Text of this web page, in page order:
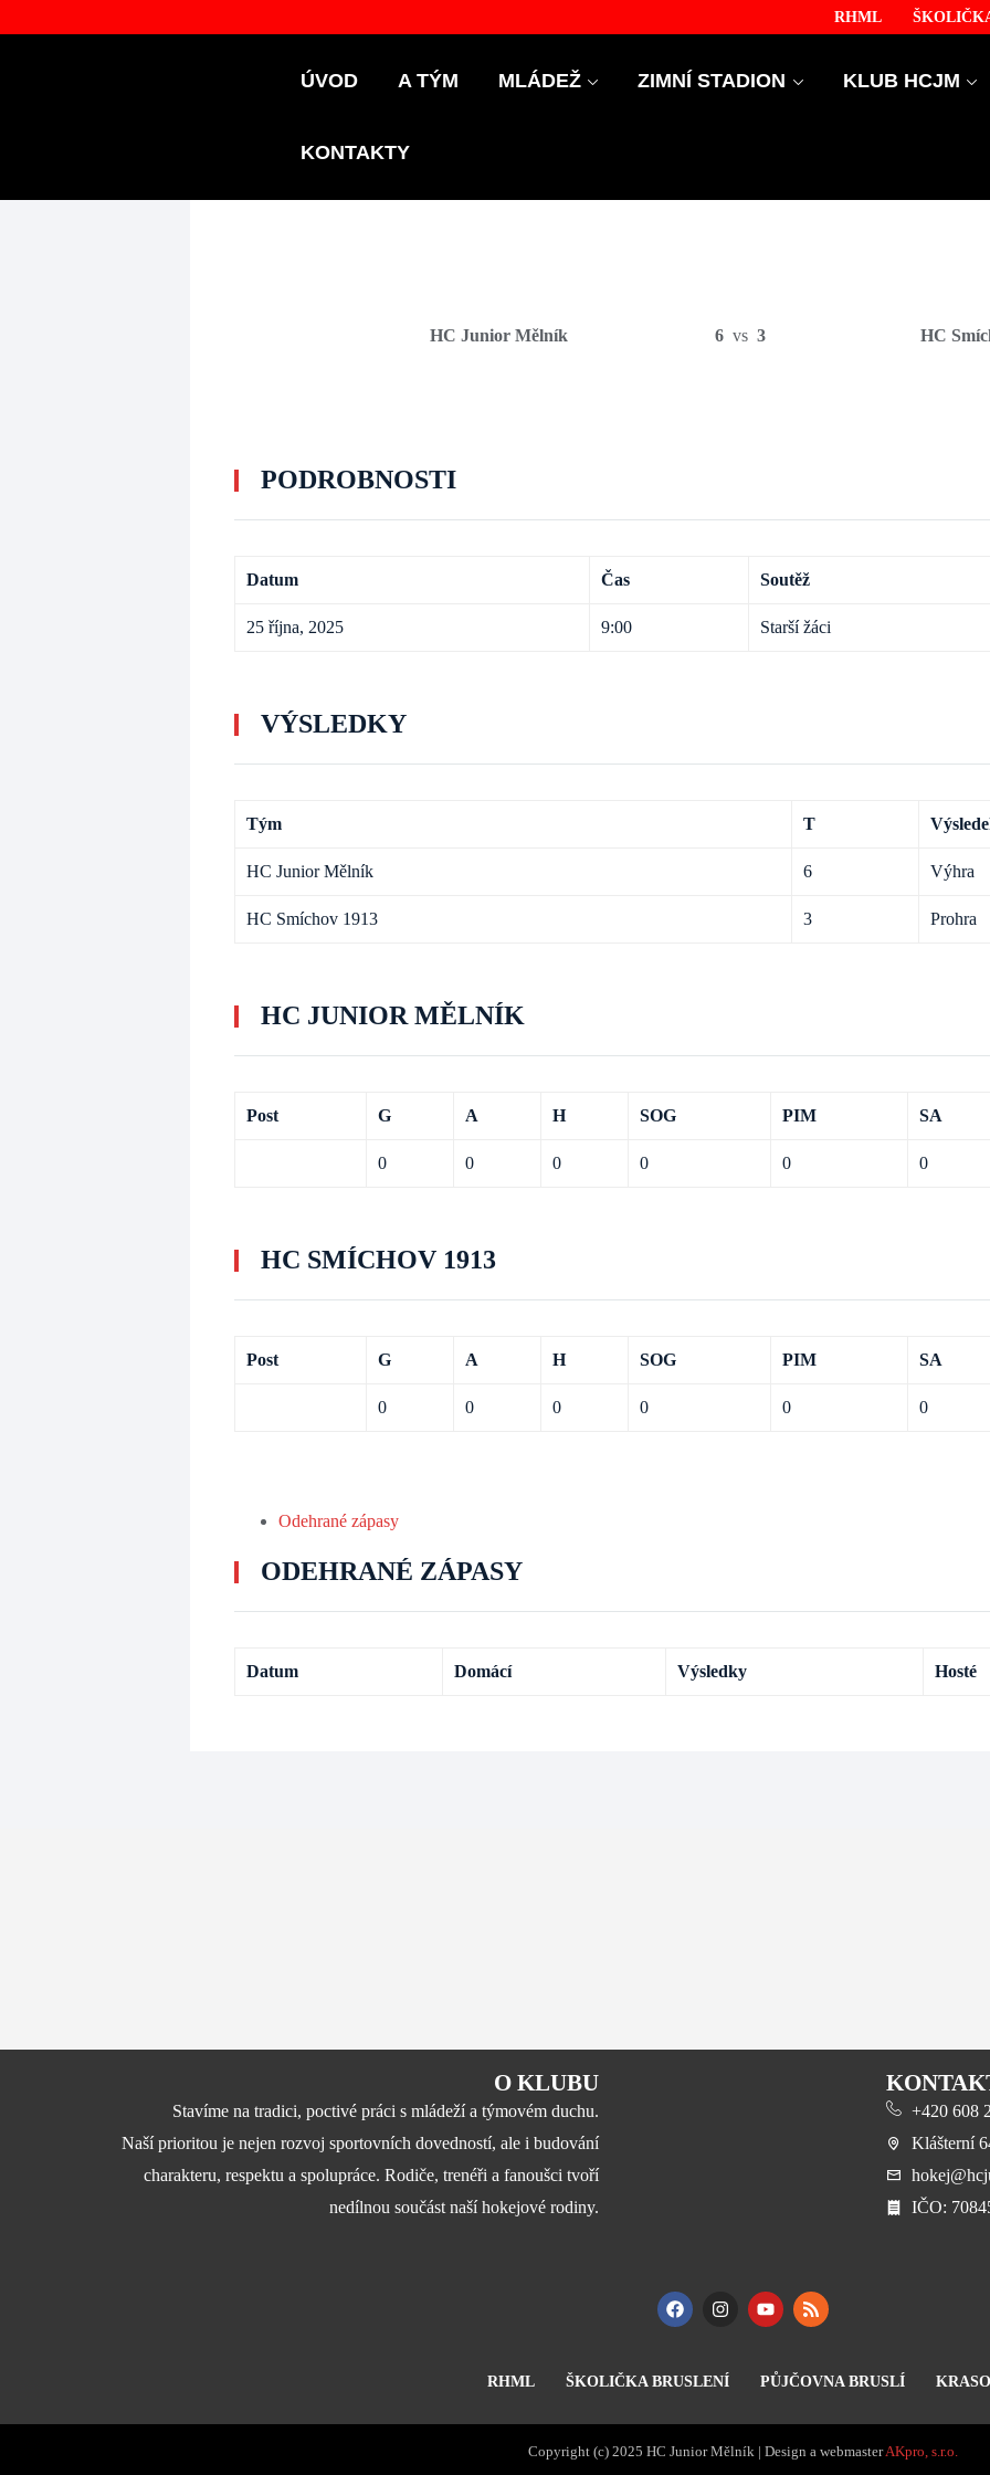
RHML
ÚVOD A TÝM MLÁDEŽ ZIMNÍ STADION KLUB HCJM
KONTAKTY
HC Junior Mělník 6 vs 3 HC
PODROBNOSTI
Datum Čas Soutěž
25 října, 2025 9:00 Starší žáci
VÝSLEDKY
Tým T
HC Junior Mělník 6 Výhra
HC Smíchov 1913 3 Prohra
HC JUNIOR MĚLNÍK
Post G A H SOG PIM SA
0 0 0 0 0 0
HC SMÍCHOV 1913
Post G A H SOG PIM SA
0 0 0 0 0 0
Odehrané zápasy
ODEHRANÉ ZÁPASY
Datum Domácí Výsledky Hosté
O KLUBU
Stavíme na tradici, poctivé práci s mládeží a týmovém duchu.
Naší prioritou je nejen rozvoj sportovních dovedností, ale i budování
charakteru, respektu a spolupráce. Rodiče, trenéři a fanoušci tvoří
nedílnou součást naší hokejové rodiny.
+420 608
Klášterní
​IČO:
RHML ŠKOLIČKA BRUSLENÍ PŮJČOVNA BRUSLÍ
Copyright (c) 2025 HC Junior Mělník | Design a webmasterAKpro, s.r.o.